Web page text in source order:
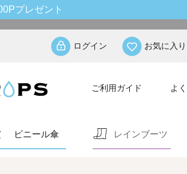
プレゼント
ログイン お気に入り
ご利用ガイド よ
ビニール傘 レインブーツ